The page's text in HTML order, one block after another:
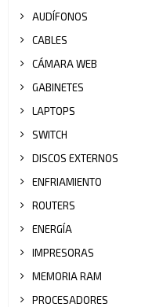
AUDÍFONOS
CABLES
CÁMARA WEB
GABINETES
LAPTOPS
SWITCH
DISCOS EXTERNOS
ENFRIAMIENTO
ROUTERS
ENERGÍA
IMPRESORAS
MEMORIA RAM
PROCESADORES